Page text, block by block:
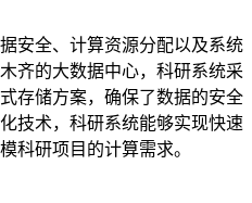
安全、计算资源分配以及系统
齐的大数据中心，科研系统采
存储方案，确保了数据的安全
技术，科研系统能够实现快速
科研项目的计算需求。